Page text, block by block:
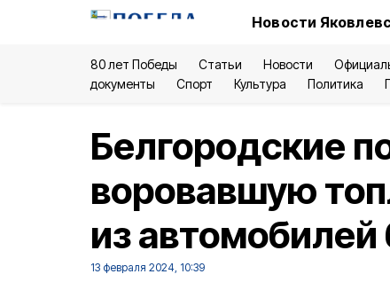
Новости
80 лет Победы Статьи Новости
документы
Спорт Культура Политика
Белгородские
воровавшую
из автомобилей
13 февраля 2024, 10:39